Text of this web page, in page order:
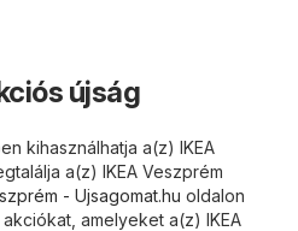
újság
kihasználhatja a(z) IKEA
a(z) IKEA Veszprém
- Ujsagomat.hu oldalon
amelyeket a(z) IKEA